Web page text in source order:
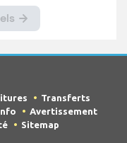
Transferts
Avertissement
Sitemap